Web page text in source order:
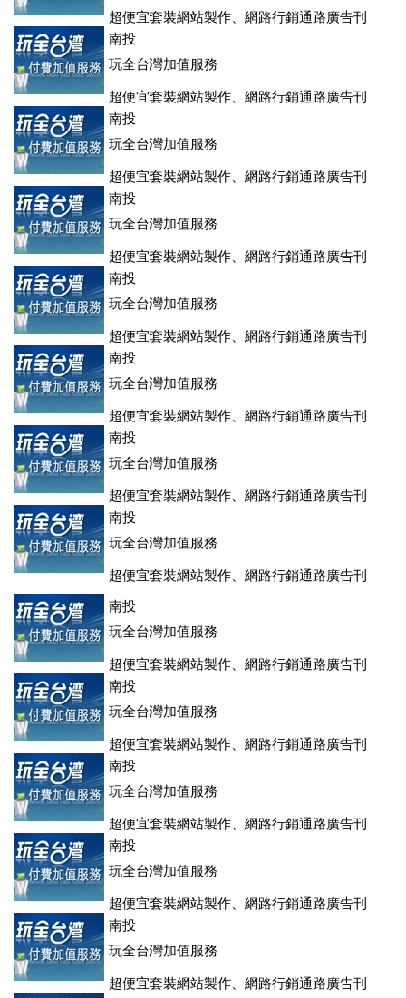
超便宜套裝網站製作、網路行銷通路廣告刊
登、訂房系統、客房委託旅行社銷售，全面優惠中....
南投
玩全台灣加值服務
超便宜套裝網站製作、網路行銷通路廣告刊
登、訂房系統、客房委託旅行社銷售，全面優惠中....
南投
玩全台灣加值服務
超便宜套裝網站製作、網路行銷通路廣告刊
登、訂房系統、客房委託旅行社銷售，全面優惠中....
南投
玩全台灣加值服務
超便宜套裝網站製作、網路行銷通路廣告刊
登、訂房系統、客房委託旅行社銷售，全面優惠中....
南投
玩全台灣加值服務
超便宜套裝網站製作、網路行銷通路廣告刊
登、訂房系統、客房委託旅行社銷售，全面優惠中....
南投
玩全台灣加值服務
超便宜套裝網站製作、網路行銷通路廣告刊
登、訂房系統、客房委託旅行社銷售，全面優惠中....
南投
玩全台灣加值服務
超便宜套裝網站製作、網路行銷通路廣告刊
登、訂房系統、客房委託旅行社銷售，全面優惠中....
南投
玩全台灣加值服務
超便宜套裝網站製作、網路行銷通路廣告刊
登、訂房系統、客房委託旅行社銷售，全面優惠中....
南投
玩全台灣加值服務
超便宜套裝網站製作、網路行銷通路廣告刊
登、訂房系統、客房委託旅行社銷售，全面優惠中....
南投
玩全台灣加值服務
超便宜套裝網站製作、網路行銷通路廣告刊
登、訂房系統、客房委託旅行社銷售，全面優惠中....
南投
玩全台灣加值服務
超便宜套裝網站製作、網路行銷通路廣告刊
登、訂房系統、客房委託旅行社銷售，全面優惠中....
南投
玩全台灣加值服務
超便宜套裝網站製作、網路行銷通路廣告刊
登、訂房系統、客房委託旅行社銷售，全面優惠中....
南投
玩全台灣加值服務
超便宜套裝網站製作、網路行銷通路廣告刊